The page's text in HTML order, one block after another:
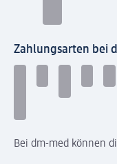
Zahlungsarten bei
Bei dm-med können